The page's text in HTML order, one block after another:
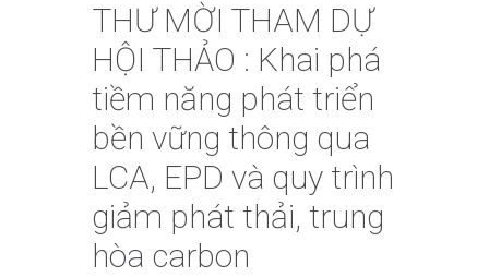
THƯ MỜI THAM DỰ
HỘI THẢO : Khai phá
tiềm năng phát triển
bền vững thông qua
LCA, EPD và quy trình
giảm phát thải, trung
hòa carbon